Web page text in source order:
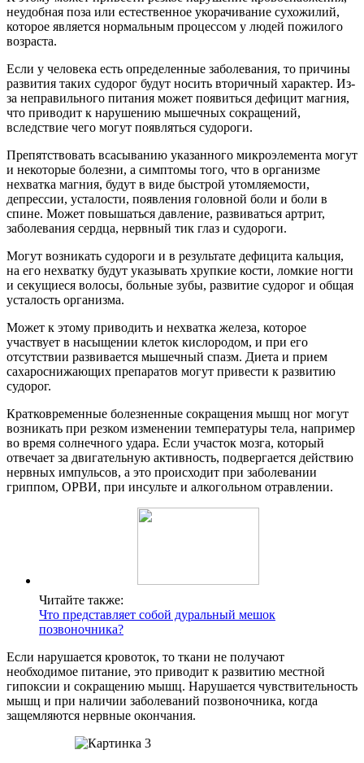
неудобная поза или естественное укорачивание сухожилий,
которое является нормальным процессом у людей пожилого
возраста.
Если у человека есть определенные заболевания, то причины
развития таких судорог будут носить вторичный характер. Из-
за неправильного питания может появиться дефицит магния,
что приводит к нарушению мышечных сокращений,
вследствие чего могут появляться судороги.
Препятствовать всасыванию указанного микроэлемента могут
и некоторые болезни, а симптомы того, что в организме
нехватка магния, будут в виде быстрой утомляемости,
депрессии, усталости, появления головной боли и боли в
спине. Может повышаться давление, развиваться артрит,
заболевания сердца, нервный тик глаз и судороги.
Могут возникать судороги и в результате дефицита кальция,
на его нехватку будут указывать хрупкие кости, ломкие ногти
и секущиеся волосы, больные зубы, развитие судорог и общая
усталость организма.
Может к этому приводить и нехватка железа, которое
участвует в насыщении клеток кислородом, и при его
отсутствии развивается мышечный спазм. Диета и прием
сахароснижающих препаратов могут привести к развитию
судорог.
Кратковременные болезненные сокращения мышц ног могут
возникать при резком изменении температуры тела, например
во время солнечного удара. Если участок мозга, который
отвечает за двигательную активность, подвергается действию
нервных импульсов, а это происходит при заболевании
гриппом, ОРВИ, при инсульте и алкогольном отравлении.
Читайте также:
Что представляет собой дуральный мешок
позвоночника?
Если нарушается кровоток, то ткани не получают
необходимое питание, это приводит к развитию местной
гипоксии и сокращению мышц. Нарушается чувствительность
мышц и при наличии заболеваний позвоночника, когда
защемляются нервные окончания.